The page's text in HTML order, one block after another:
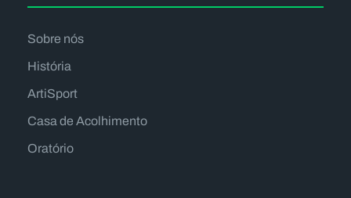
Sobre nós
História
ArtiSport
Casa de Acolhimento
Oratório